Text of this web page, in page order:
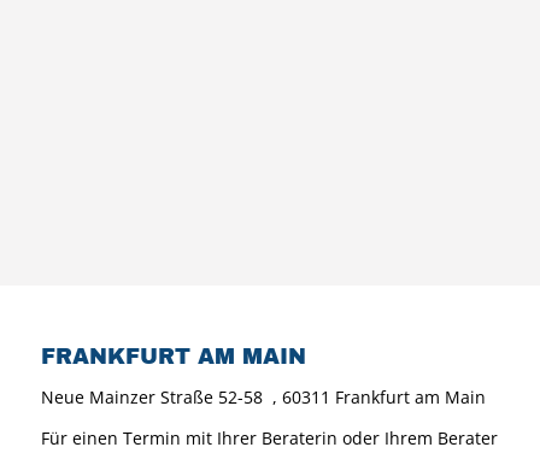
FRANKFURT AM MAIN
Neue Mainzer Straße 52-58 , 60311 Frankfurt am Main
Für einen Termin mit Ihrer Beraterin oder Ihrem Berater